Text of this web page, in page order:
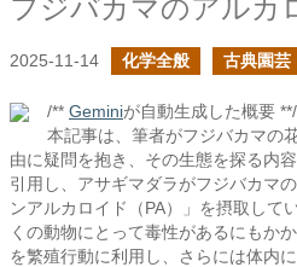
2025-11-14 化学全般 古典園芸
/** Geminiが自動生成した概要 **/
本記事は、筆者がフジバカマの
由に疑問を抱き、その生態を探る内
引用し、アサギマダラがフジバカマ
ンアルカロイド（PA）」を摂取して
くの動物にとって毒性があるにもか
を繁殖行動に利用し、さらには体内